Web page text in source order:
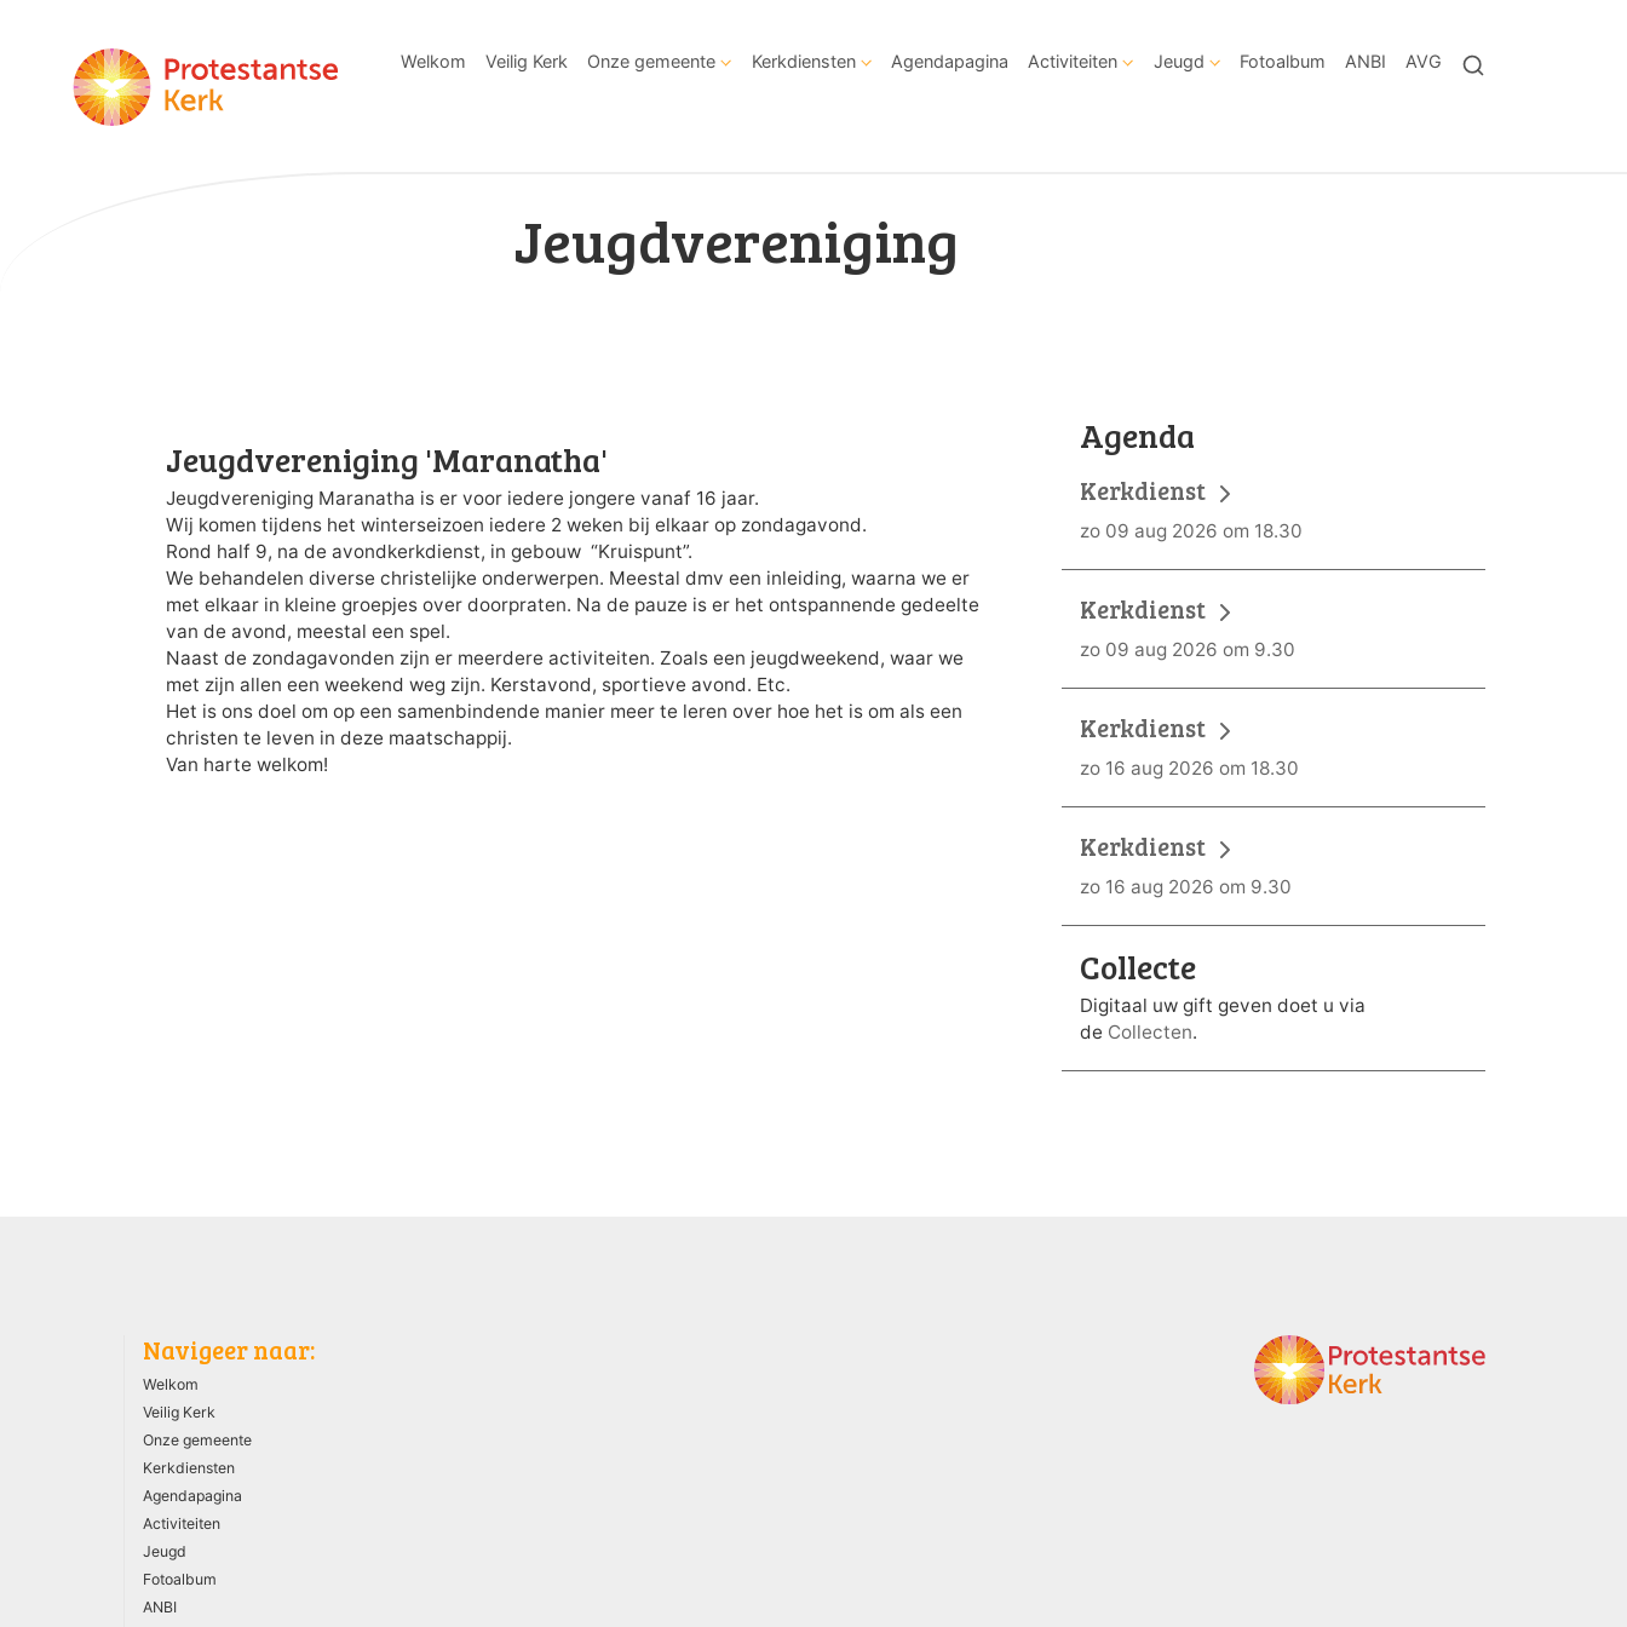
Welkom Veilig Kerk Onze gemeente Kerkdiensten Agendapagina Activiteiten Jeugd Fotoalbum ANBI AVG
Jeugdvereniging
Jeugdvereniging 'Maranatha'
Jeugdvereniging Maranatha is er voor iedere jongere vanaf 16 jaar.
Wij komen tijdens het winterseizoen iedere 2 weken bij elkaar op zondagavond.
Rond half 9, na de avondkerkdienst, in gebouw “Kruispunt”.
We behandelen diverse christelijke onderwerpen. Meestal dmv een inleiding, waarna we er
met elkaar in kleine groepjes over doorpraten. Na de pauze is er het ontspannende gedeelte
van de avond, meestal een spel.
Naast de zondagavonden zijn er meerdere activiteiten. Zoals een jeugdweekend, waar we
met zijn allen een weekend weg zijn. Kerstavond, sportieve avond. Etc.
Het is ons doel om op een samenbindende manier meer te leren over hoe het is om als een
christen te leven in deze maatschappij.
Van harte welkom!
Agenda
Kerkdienst
zo 09 aug 2026 om 18.30
Kerkdienst
zo 09 aug 2026 om 9.30
Kerkdienst
zo 16 aug 2026 om 18.30
Kerkdienst
zo 16 aug 2026 om 9.30
Collecte
Digitaal uw gift geven doet u via
de Collecten.
Navigeer naar:
Welkom
Veilig Kerk
Onze gemeente
Kerkdiensten
Agendapagina
Activiteiten
Jeugd
Fotoalbum
ANBI